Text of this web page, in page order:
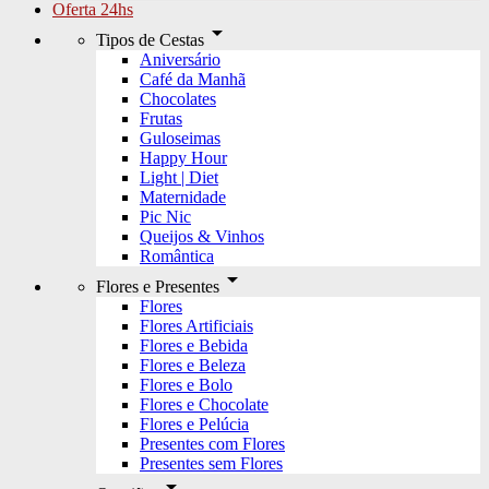
Oferta 24hs
Tipos de Cestas arrow_drop_down
Aniversário
Café da Manhã
Chocolates
Frutas
Guloseimas
Happy Hour
Light | Diet
Maternidade
Pic Nic
Queijos & Vinhos
Romântica
Flores e Presentes arrow_drop_down
Flores
Flores Artificiais
Flores e Bebida
Flores e Beleza
Flores e Bolo
Flores e Chocolate
Flores e Pelúcia
Presentes com Flores
Presentes sem Flores